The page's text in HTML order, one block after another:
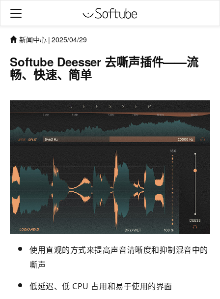
新闻中心 | 2025/04/29
Softube Deesser 去嘶声插件——流
畅、快速、简单
使用直观的方式来提高声音清晰度和抑制混音中的
嘶声
低延迟、低 CPU 占用和易于使用的界面